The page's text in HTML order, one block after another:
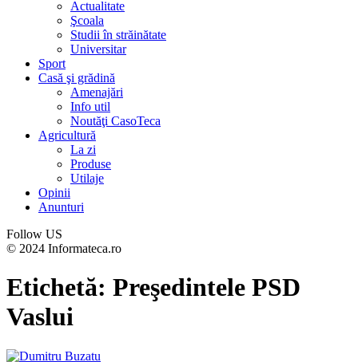
Actualitate
Şcoala
Studii în străinătate
Universitar
Sport
Casă şi grădină
Amenajări
Info util
Noutăţi CasoTeca
Agricultură
La zi
Produse
Utilaje
Opinii
Anunturi
Follow US
© 2024 Informateca.ro
Etichetă: Preşedintele PSD
Vaslui